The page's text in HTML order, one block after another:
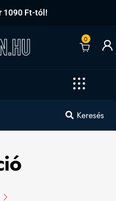
1090 Ft-tól!
0
Keresés